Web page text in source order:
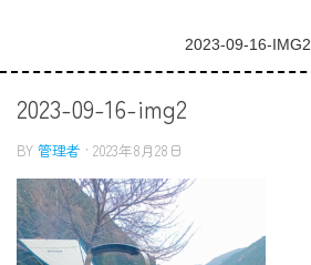
2023-09-16-IMG2
2023-09-16-img2
BY 管理者 · 2023年8月28日